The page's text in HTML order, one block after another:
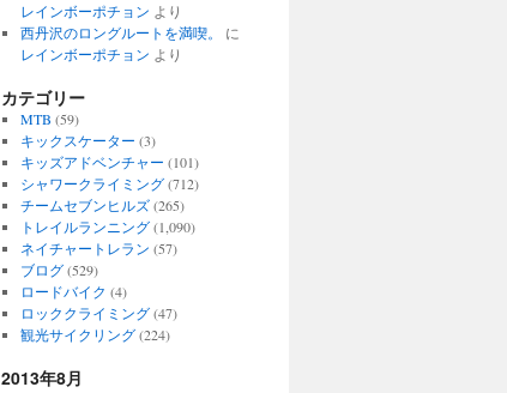
レインボーポチョン より
西丹沢のロングルートを満喫。
に
レインボーポチョン より
カテゴリー
MTB (59)
キックスケーター (3)
キッズアドベンチャー (101)
シャワークライミング(712)
チームセブンヒルズ(265)
トレイルランニング(1,090)
ネイチャートレラン (57)
ブログ(529)
ロードバイク (4)
ロッククライミング(47)
観光サイクリング(224)
2013年8月